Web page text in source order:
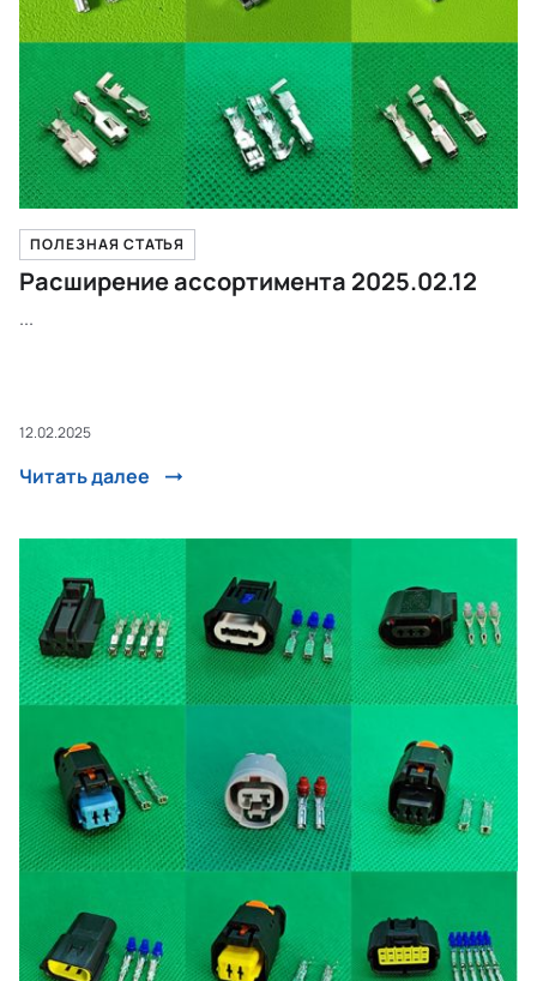
ПОЛЕЗНАЯ СТАТЬЯ
Расширение ассортимента 2025.02.12
...
12.02.2025
Читать далее